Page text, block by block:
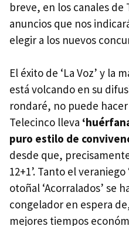
breve, en los canales
anuncios que nos
elegir a los nuevos
El éxito de ‘La Voz’ y la
está volcando en su
rondaré, no puede
Telecinco lleva
puro estilo de
desde que,
12+1’. Tanto el veraniego
otoñal ‘Acorralados’ se
congelador en espera
mejores tiempos